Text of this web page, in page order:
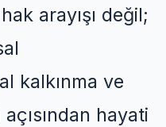
arayışı değil;
kalkınma ve
hayati